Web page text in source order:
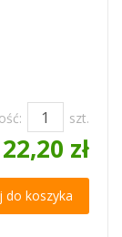
szt.
zł
do koszyka